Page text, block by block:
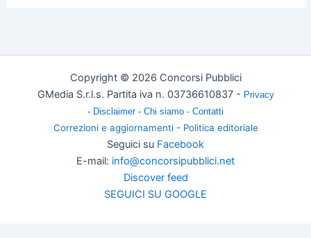
Copyright © 2026 Concorsi Pubblici
GMedia S.r.l.s. Partita iva n. 03736610837 - Privacy
- Disclaimer - Chi siamo - Contatti
Correzioni e aggiornamenti- Politica editoriale
Seguici su Facebook
E-mail: info@concorsipubblici.net
Discover feed
SEGUICI SU GOOGLE